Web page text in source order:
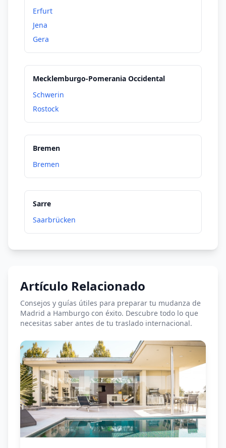
Erfurt
Jena
Gera
Mecklemburgo-Pomerania Occidental
Schwerin
Rostock
Bremen
Bremen
Sarre
Saarbrücken
Artículo Relacionado
Consejos y guías útiles para preparar tu mudanza de
Madrid a Hamburgo con éxito. Descubre todo lo que
necesitas saber antes de tu traslado internacional.